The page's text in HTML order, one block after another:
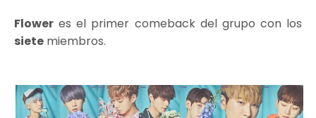
Flower es el primer comeback del grupo con los
siete miembros.